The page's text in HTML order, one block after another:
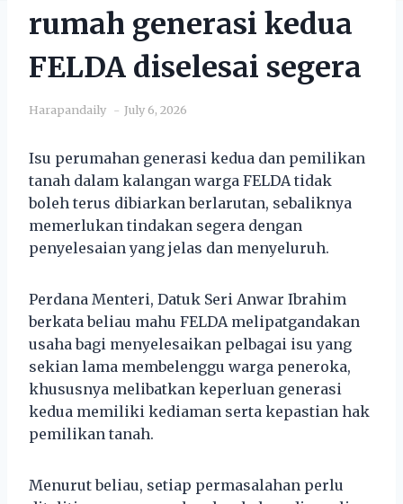
rumah generasi kedua
FELDA diselesai segera
Harapandaily July 6, 2026
Isu perumahan generasi kedua dan pemilikan
tanah dalam kalangan warga FELDA tidak
boleh terus dibiarkan berlarutan, sebaliknya
memerlukan tindakan segera dengan
penyelesaian yang jelas dan menyeluruh.
Perdana Menteri, Datuk Seri Anwar Ibrahim
berkata beliau mahu FELDA melipatgandakan
usaha bagi menyelesaikan pelbagai isu yang
sekian lama membelenggu warga peneroka,
khususnya melibatkan keperluan generasi
kedua memiliki kediaman serta kepastian hak
pemilikan tanah.
Menurut beliau, setiap permasalahan perlu